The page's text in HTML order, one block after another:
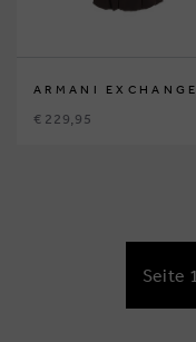
ARMANI EXCHANGE
€ 229,95
ZUR